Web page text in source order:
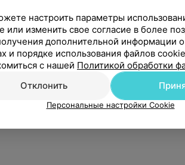
настроить параметры
или изменить свое согласие в более
дополнительной информации
и порядке использования файлов
с нашей Политикой обработки
Отклонить
Персональные настройки Cookie